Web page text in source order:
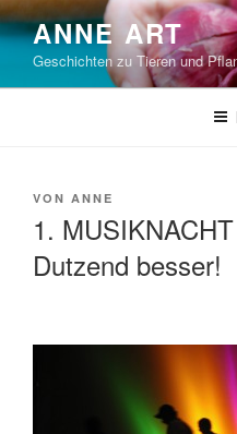
Zum
Inhalt
springen
ANNE ART
Geschichten zu Tieren und
VERÖFFENTLICHT
VON ANNE
1.
Dutzend besser!